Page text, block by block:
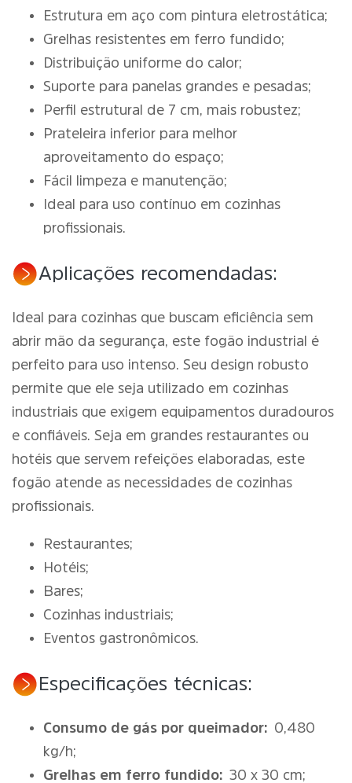
Estrutura em aço com pintura eletrostática;
Grelhas resistentes em ferro fundido;
Distribuição uniforme do calor;
Suporte para panelas grandes e pesadas;
Perfil estrutural de 7 cm, mais robustez;
Prateleira inferior para melhor
aproveitamento do espaço;
Fácil limpeza e manutenção;
Ideal para uso contínuo em cozinhas
profissionais.
Aplicações recomendadas:
Ideal para cozinhas que buscam eficiência sem
abrir mão da segurança, este fogão industrial é
perfeito para uso intenso. Seu design robusto
permite que ele seja utilizado em cozinhas
industriais que exigem equipamentos duradouros
e confiáveis. Seja em grandes restaurantes ou
hotéis que servem refeições elaboradas, este
fogão atende as necessidades de cozinhas
profissionais.
Restaurantes;
Hotéis;
Bares;
Cozinhas industriais;
Eventos gastronômicos.
Especificações técnicas:
Consumo de gás por queimador: 0,480
kg/h;
Grelhas em ferro fundido: 30 x 30 cm;